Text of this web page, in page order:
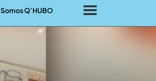
Somos Q’HUBO